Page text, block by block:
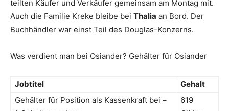
teilten Käufer und Verkäufer gemeinsam am Montag mit.
Auch die Familie Kreke bleibe bei Thalia an Bord. Der
Buchhändler war einst Teil des Douglas-Konzerns.
Was verdient man bei Osiander? Gehälter für Osiander
Jobtitel
Gehalt
Gehälter für Position als Kassenkraft bei –
619